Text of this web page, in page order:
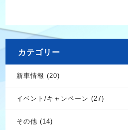
カテゴリー
新車情報 (20)
イベント/キャンペーン (27)
その他 (14)